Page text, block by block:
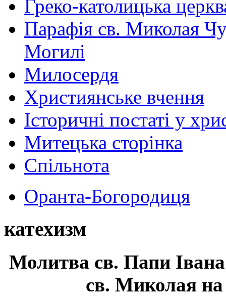
Греко-католицька
Парафія св. Миколая
Могилі
Милосердя
Християнське вчення
Історичні постаті у
Митецька сторінка
Спільнота
Оранта-Богородиця
катехизм
Молитва св. Папи
св. Миколая на